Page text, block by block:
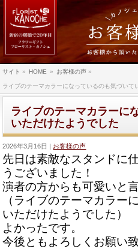
サイト » HOME » お客様の声 »
ライブのテーマカラーになっているのも気づいて
ライブのテーマカラーに
いただけたようでした
2026年3月16日 お客様の声
先日は素敵なスタンドに
うございました ！
演者の方からも可愛いと
（ ライブのテーマカラー
いただけたようでした）
よかったです。
今後ともよろしくお願い致